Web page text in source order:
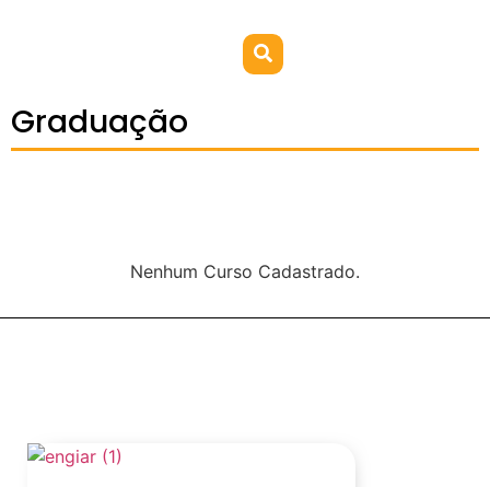
Graduação
Nenhum Curso Cadastrado.